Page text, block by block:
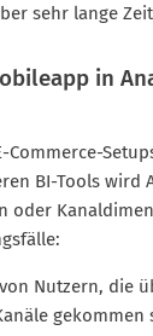
sehr lange
in
BI-Tools wird
oder
Nutzern, die
gekommen